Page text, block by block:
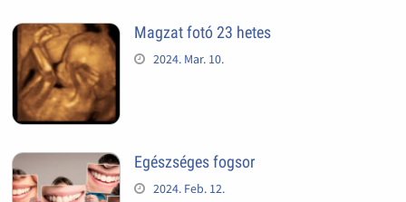
Magzat fotó 23 hetes
2024. Mar. 10.
Egészséges fogsor
2024. Feb. 12.